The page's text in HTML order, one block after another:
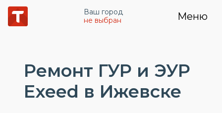
Ваш город
не выбран
Меню
Ремонт ГУР и ЭУР
Exeed в Ижевске